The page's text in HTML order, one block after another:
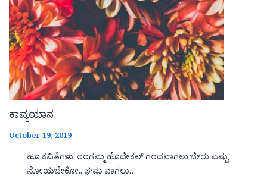
ಕಾವ್ಯಯಾನ
October 19, 2019
ಹೂ ಕವಿತೆಗಳು. ರಂಗಮ್ಮ ಹೊದೇಕಲ್ ಗಂಧವಾಗಲು ಬೇರು ಎಷ್ಟು
ನೋಯಬೇಕೋ.. ಘಮ ವಾಗಲು…